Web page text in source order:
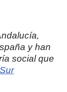
y han
social que